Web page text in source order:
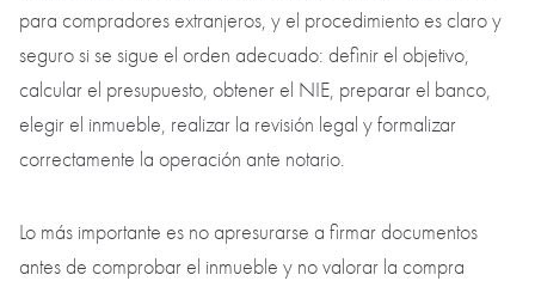
para compradores extranjeros, y el procedimiento es claro y
seguro si se sigue el orden adecuado: definir el objetivo,
calcular el presupuesto, obtener el NIE, preparar el banco,
elegir el inmueble, realizar la revisión legal y formalizar
correctamente la operación ante notario.
Lo más importante es no apresurarse a firmar documentos
antes de comprobar el inmueble y no valorar la compra